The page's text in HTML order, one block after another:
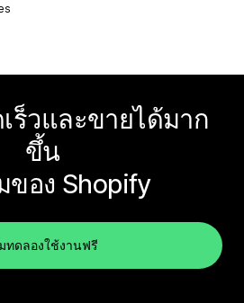
ร็วและขายได้มาก
ขึ้น
ของ Shopify
ทดลองใช้งานฟรี